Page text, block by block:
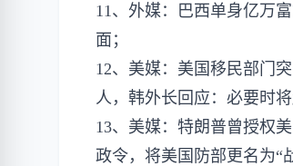
11、外媒：巴西单身亿万
面；
12、美媒：美国移民部门
人，韩外长回应：必要时将
13、美媒：特朗普曾授权
政令，将美国防部更名为“